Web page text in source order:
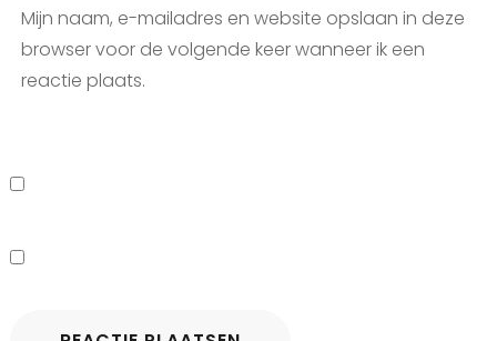
Mijn naam, e-mailadres en website opslaan in deze
browser voor de volgende keer wanneer ik een
reactie plaats.